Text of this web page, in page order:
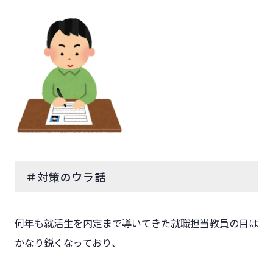
＃対策のウラ話
何年も就活生を内定まで導いてきた就職担当教員の目は
かなり鋭くなっており、